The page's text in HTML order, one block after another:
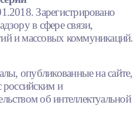
Зарегистрировано
в сфере связи,
и массовых коммуникаций.
опубликованные на сайте,
российским и
об интеллектуальной